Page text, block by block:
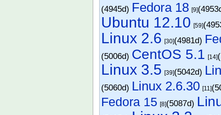
(4945d) Fedora 18 [9]
Ubuntu 12.10 [59]
Linux 2.6 [30](4981d)
(5006d) CentOS 5.1 [14]
Linux 3.5 [39](5042d)
(5060d) Linux 2.6.30 [11]
Fedora 15 [8](5087d)